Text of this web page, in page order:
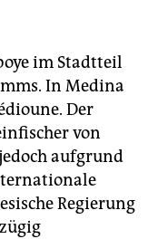
im Stadtteil
In Medina
Der
von
aufgrund
Regierung